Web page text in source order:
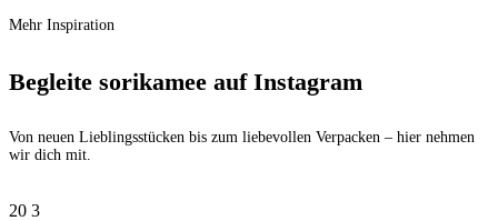
Mehr Inspiration
Begleite sorikamee auf Instagram
Von neuen Lieblingsstücken bis zum liebevollen Verpacken – hier nehmen
wir dich mit.
20 3